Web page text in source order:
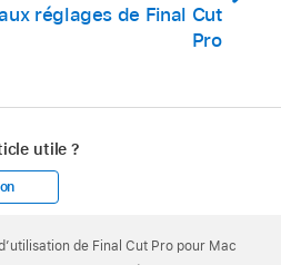
Cut Pro.
plan.
réglages de Final Cut
Pro
utile ?
de Final Cut Pro pour Mac